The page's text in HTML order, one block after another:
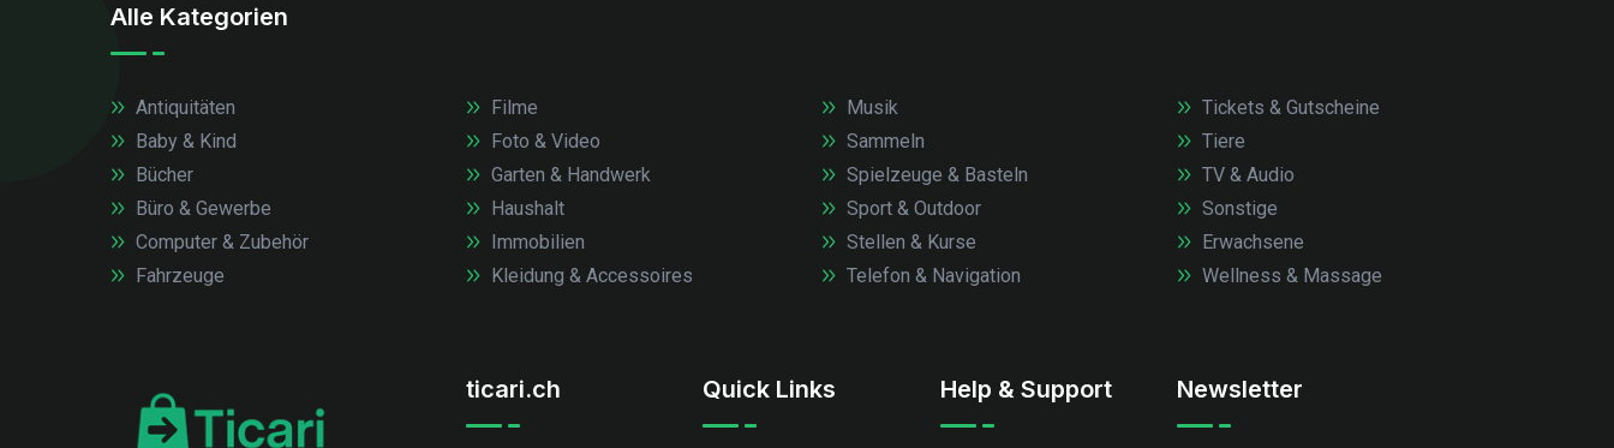
Alle Kategorien
Antiquitäten
Baby & Kind
Bücher
Büro & Gewerbe
Computer & Zubehör
Fahrzeuge
Filme
Foto & Video
Garten & Handwerk
Haushalt
Immobilien
Kleidung & Accessoires
Musik
Sammeln
Spielzeuge & Basteln
Sport & Outdoor
Stellen & Kurse
Telefon & Navigation
Tickets & Gutscheine
Tiere
TV & Audio
Sonstige
Erwachsene
Wellness & Massage
ticari.ch Quick Links Help & Support Newsletter